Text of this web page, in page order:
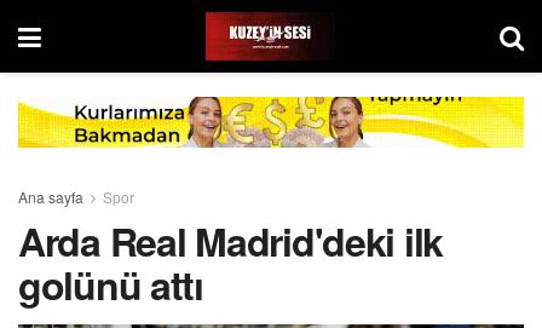
Ana sayfa Spor
Arda Real Madrid'deki ilk
golünü attı